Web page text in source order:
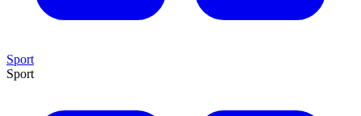
Sport
Sport